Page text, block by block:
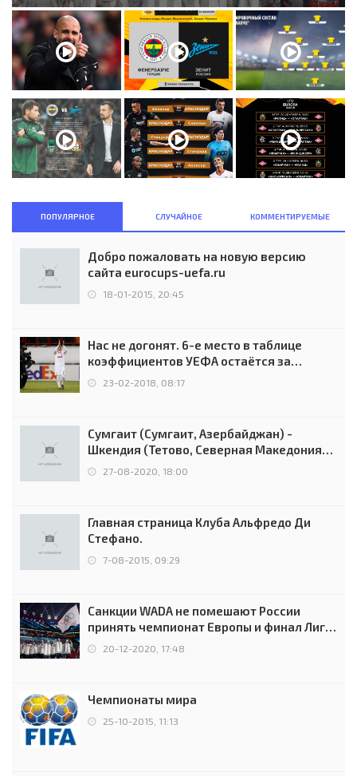
ПОПУЛЯРНОЕ СЛУЧАЙНОЕ КОММЕНТИРУЕМЫЕ
Добро пожаловать на новую версию
сайта eurocups-uefa.ru
18-01-2015, 20:45
Нас не догонят. 6-е место в таблице
коэффициентов УЕФА остаётся за
Россией
23-02-2018, 08:17
Сумгаит (Сумгаит, Азербайджан) -
Шкендия (Тетово, Северная Македония) -
0:2 (0:0)
27-08-2020, 18:00
Главная страница Клуба Альфредо Ди
Стефано.
7-08-2015, 09:29
Санкции WADA не помешают России
принять чемпионат Европы и финал Лиги
чемпионов.
20-12-2020, 17:48
Чемпионаты мира
25-10-2015, 11:13